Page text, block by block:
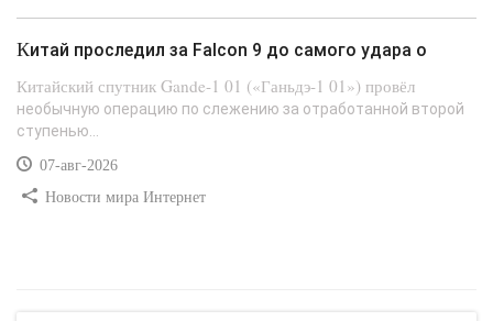
Китай проследил за Falcon 9 до самого удара о
Китайский спутник Gande-1 01 («Ганьдэ-1 01») провёл
необычную операцию по слежению за отработанной второй
ступенью...
07-авг-2026
Новости мира Интернет